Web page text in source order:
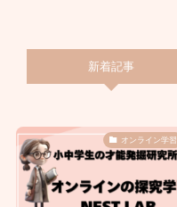
新着記事
オンライン学習